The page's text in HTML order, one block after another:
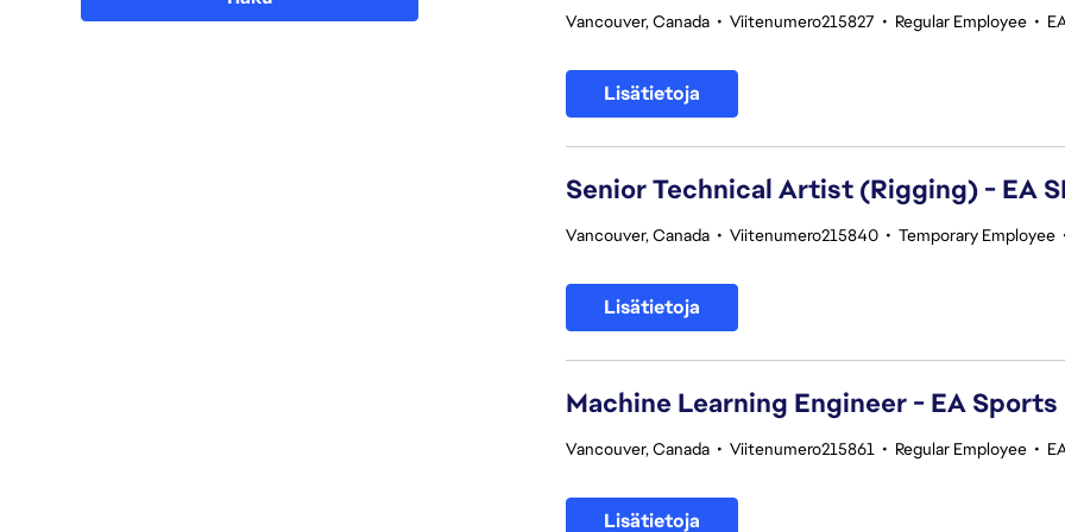
Vancouver, Canada • Viitenumero215827 • Regular Employee •
Lisätietoja
Senior Technical Artist (Rigging) - EA
Vancouver, Canada • Viitenumero215840 • Temporary Employee
Lisätietoja
Machine Learning Engineer - EA Sports
Vancouver, Canada • Viitenumero215861 • Regular Employee •
Lisätietoja